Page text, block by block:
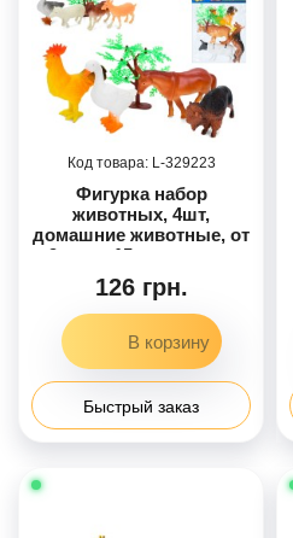
329223
Фигурка набор
животных, 4шт,
домашние животные, от
9см до 15см, дерево,
микс видов, в п/э 19-30-
3см /72/
126 грн.
Быстрый заказ